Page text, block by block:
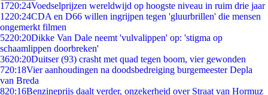
1720:24Voedselprijzen wereldwijd op hoogste niveau in ruim drie jaar
1220:24CDA en D66 willen ingrijpen tegen 'gluurbrillen' die mensen
ongemerkt filmen
5220:20Dikke Van Dale neemt 'vulvalippen' op: 'stigma op
schaamlippen doorbreken'
3620:20Duitser (93) crasht met quad tegen boom, vier gewonden
720:18Vier aanhoudingen na doodsbedreiging burgemeester Depla
van Breda
820:16Benzineprijs daalt verder, onzekerheid over Straat van Hormuz